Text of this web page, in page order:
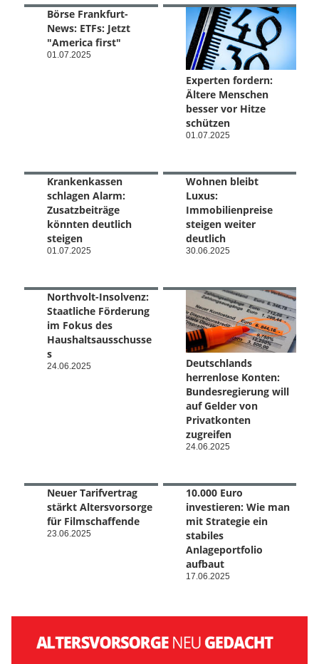
Börse Frankfurt-
News: ETFs: Jetzt
"America first"
01.07.2025
Experten fordern:
Ältere Menschen
besser vor Hitze
schützen
01.07.2025
Krankenkassen
schlagen Alarm:
Zusatzbeiträge
könnten deutlich
steigen
01.07.2025
Wohnen bleibt
Luxus:
Immobilienpreise
steigen weiter
deutlich
30.06.2025
Northvolt-Insolvenz:
Staatliche Förderung
im Fokus des
Haushaltsausschusse
s
24.06.2025
Deutschlands
herrenlose Konten:
Bundesregierung will
auf Gelder von
Privatkonten
zugreifen
24.06.2025
Neuer Tarifvertrag
stärkt Altersvorsorge
für Filmschaffende
23.06.2025
10.000 Euro
investieren: Wie man
mit Strategie ein
stabiles
Anlageportfolio
aufbaut
17.06.2025